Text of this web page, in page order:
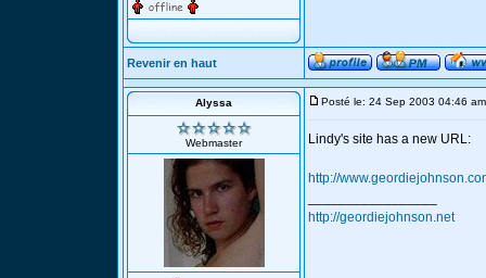
Revenir en haut
Alyssa
Webmaster
Posté le: 24 Sep 2003 04:46 am
Lindy's site has a new URL:
http://
http://geordiejohnson.net